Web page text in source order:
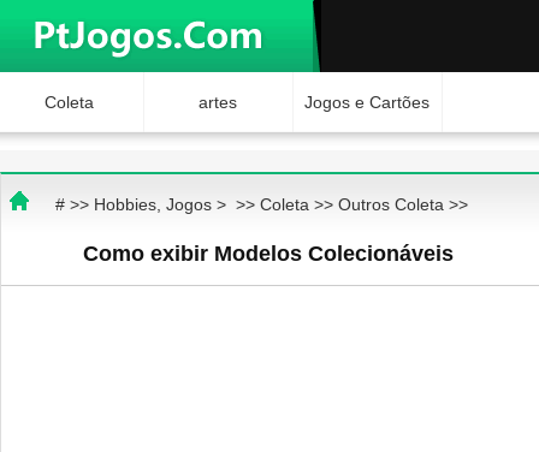
Coleta artes Jogos e Cartões
# >> Hobbies, Jogos> >> Coleta >> Outros Coleta >>
Como exibir Modelos Colecionáveis ​​